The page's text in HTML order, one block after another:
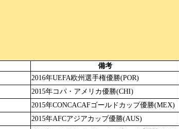
備考
2016年UEFA欧州選手権優勝(POR)
2015年コパ・アメリカ優勝(CHI)
2015年CONCACAFゴールドカップ優勝(MEX)
2015年AFCアジアカップ優勝(AUS)